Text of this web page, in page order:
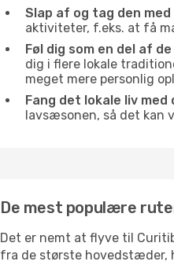
Slap af og tag den
aktiviteter, f.eks. at få
Føl dig som en del af
dig i flere lokale
meget mere personlig
Fang det lokale liv med
lavsæsonen, så det kan
De mest populære
Det er nemt at flyve til
fra de største hovedstæder,